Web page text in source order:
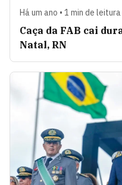
Há um ano • 1 min de leitura
Caça da FAB cai
Natal, RN